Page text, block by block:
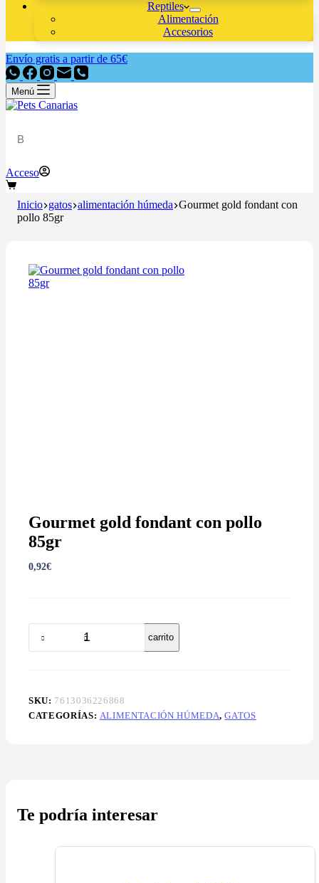
Reptiles
Alimentación
Accesorios
Envío gratis a partir de 65€
Menú
Acceso
Inicio gatos alimentación húmeda Gourmet gold fondant con
pollo 85gr
Gourmet gold fondant con pollo
85gr
0,92€
Añadir al carrito
SKU: 7613036226868
CATEGORÍAS: ALIMENTACIÓN HÚMEDA,GATOS
Te podría interesar